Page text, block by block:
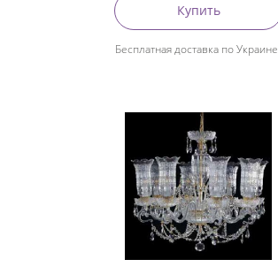
Купить
Бесплатная доставка по Украине